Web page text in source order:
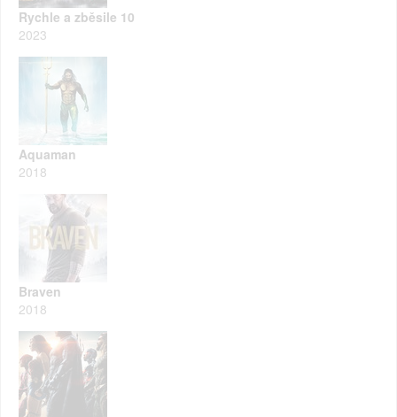
Rychle a zběsile 10
2023
Aquaman
2018
Braven
2018